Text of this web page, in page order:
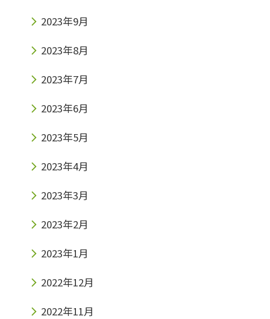
2023年9月
2023年8月
2023年7月
2023年6月
2023年5月
2023年4月
2023年3月
2023年2月
2023年1月
2022年12月
2022年11月